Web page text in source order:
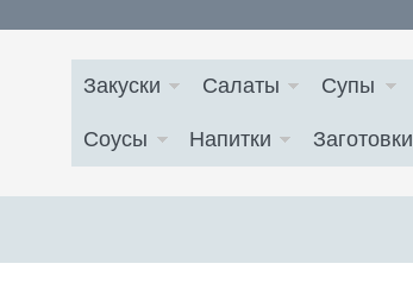
Закуски Салаты Супы
Соусы Напитки Заготовки